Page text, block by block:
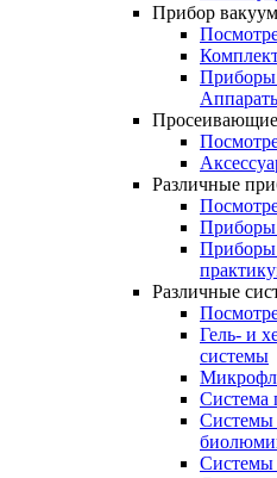
Прибор
Приборы
Различные
Приборы
Приборы
Различные
Гель- и
системы
Система
Системы
Системы